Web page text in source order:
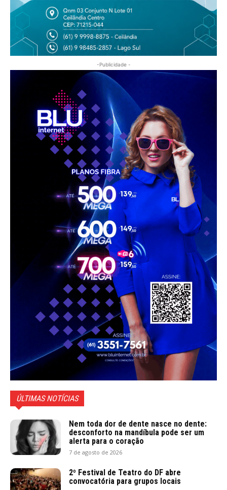
-Publicidade -
ÚLTIMAS NOTÍCIAS
Nem toda dor de dente nasce no dente:
desconforto na mandíbula pode ser um
alerta para o coração
7 de agosto de 2026
2º Festival de Teatro do DF abre
convocatória para grupos locais